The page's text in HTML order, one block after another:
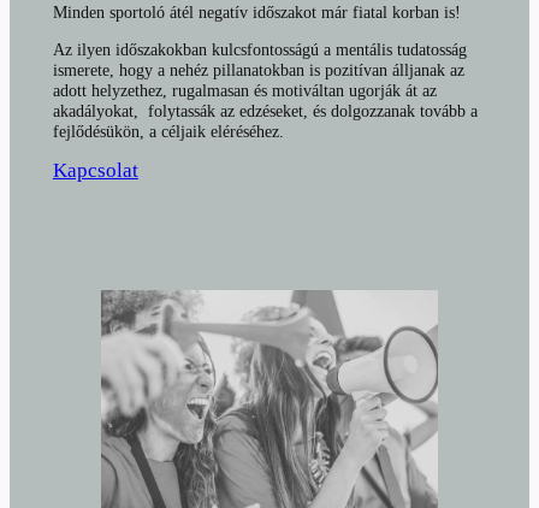
Minden sportoló átél negatív időszakot már fiatal korban is!
Az ilyen időszakokban kulcsfontosságú a mentális tudatosság
ismerete, hogy a nehéz pillanatokban is pozitívan álljanak az
adott helyzethez, rugalmasan és motiváltan ugorják át az
akadályokat, folytassák az edzéseket, és dolgozzanak tovább a
fejlődésükön, a céljaik eléréséhez.
Kapcsolat